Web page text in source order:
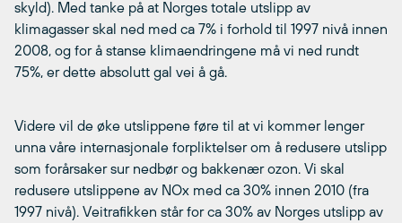
skyld). Med tanke på at Norges totale utslipp av
klimagasser skal ned med ca 7% i forhold til 1997 nivå innen
2008, og for å stanse klimaendringene må vi ned rundt
75%, er dette absolutt gal vei å gå.
Videre vil de øke utslippene føre til at vi kommer lenger
unna våre internasjonale forpliktelser om å redusere utslipp
som forårsaker sur nedbør og bakkenær ozon. Vi skal
redusere utslippene av NOx med ca 30% innen 2010 (fra
1997 nivå). Veitrafikken står for ca 30% av Norges utslipp av